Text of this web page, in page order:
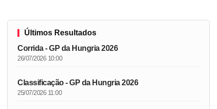
Últimos Resultados
Corrida - GP da Hungria 2026
26/07/2026 10:00
Classificação - GP da Hungria 2026
25/07/2026 11:00